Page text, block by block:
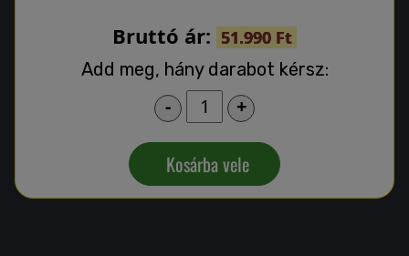
Bruttó ár: 51.990 Ft
Add meg, hány darabot kérsz:
- +
Kosárba vele